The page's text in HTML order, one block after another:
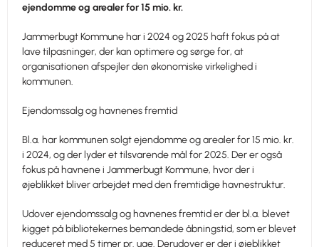
ejendomme og arealer for 15 mio. kr.
Jammerbugt Kommune har i 2024 og 2025 haft fokus på at
lave tilpasninger, der kan optimere og sørge for, at
organisationen afspejler den økonomiske virkelighed i
kommunen.
Ejendomssalg og havnenes fremtid
Bl.a. har kommunen solgt ejendomme og arealer for 15 mio. kr.
i 2024, og der lyder et tilsvarende mål for 2025. Der er også
fokus på havnene i Jammerbugt Kommune, hvor der i
øjeblikket bliver arbejdet med den fremtidige havnestruktur.
Udover ejendomssalg og havnenes fremtid er der bl.a. blevet
kigget på bibliotekernes bemandede åbningstid, som er blevet
reduceret med 5 timer pr. uge. Derudover er der i øjeblikket